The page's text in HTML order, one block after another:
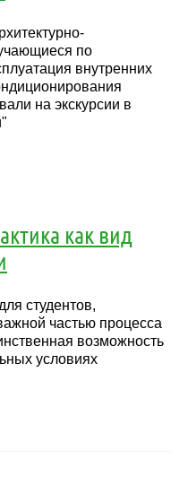
по
внутренних
на экскурсии в
как вид
студентов,
частью процесса
возможность
условиях